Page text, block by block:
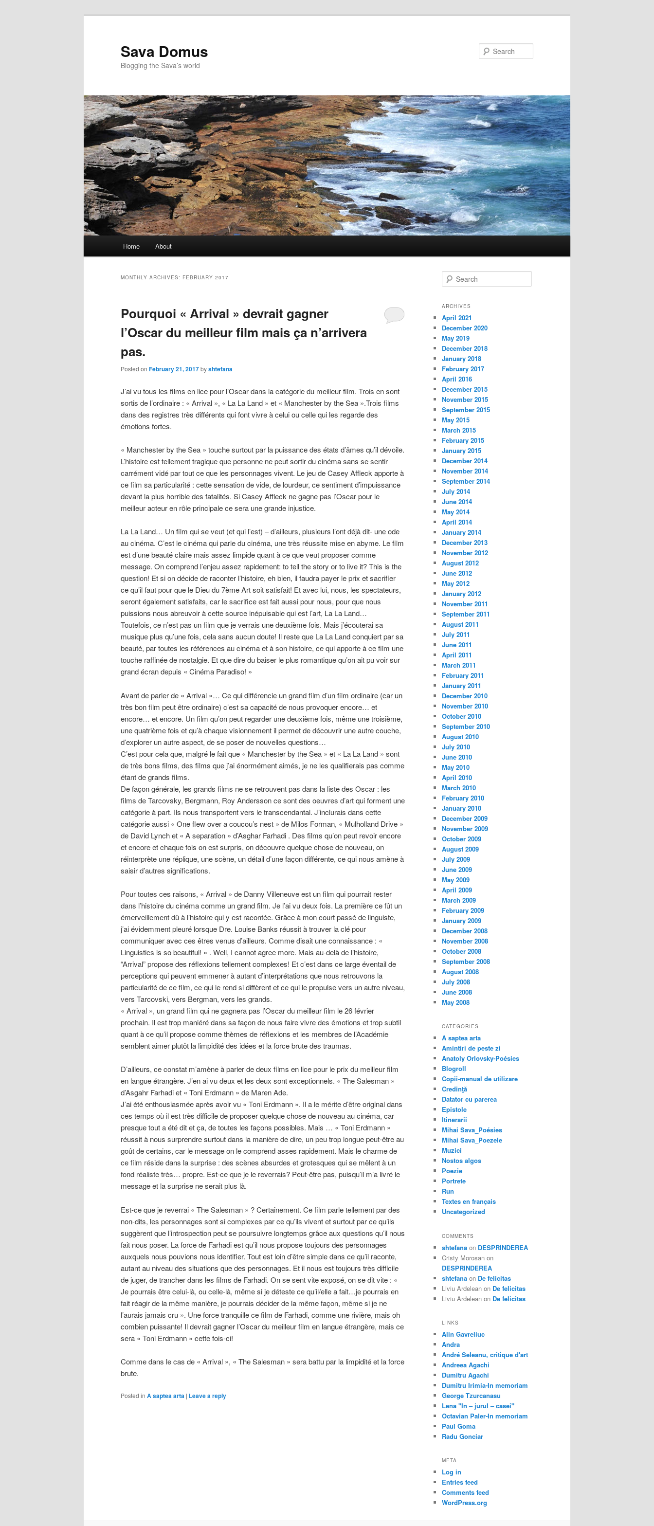
Sava Domus
Blogging the Sava’s world
Home About
MONTHLY ARCHIVES: FEBRUARY 2017
Pourquoi « Arrival » devrait gagner
l’Oscar du meilleur film mais ça n’arrivera
pas.
Posted on February 21, 2017byshtefana
J’ai vu tous les films en lice pour l’Oscar dans la catégorie du meilleur film. Trois en sont
sortis de l’ordinaire : « Arrival », « La La Land » et « Manchester by the Sea ».Trois films
dans des registres très différents qui font vivre à celui ou celle qui les regarde des
émotions fortes.
« Manchester by the Sea » touche surtout par la puissance des états d’âmes qu’il dévoile.
L’histoire est tellement tragique que personne ne peut sortir du cinéma sans se sentir
carrément vidé par tout ce que les personnages vivent. Le jeu de Casey Affleck apporte à
ce film sa particularité : cette sensation de vide, de lourdeur, ce sentiment d’impuissance
devant la plus horrible des fatalités. Si Casey Affleck ne gagne pas l’Oscar pour le
meilleur acteur en rôle principale ce sera une grande injustice.
La La Land… Un film qui se veut (et qui l’est) – d’ailleurs, plusieurs l’ont déjà dit- une ode
au cinéma. C’est le cinéma qui parle du cinéma, une très réussite mise en abyme. Le film
est d’une beauté claire mais assez limpide quant à ce que veut proposer comme
message. On comprend l’enjeu assez rapidement: to tell the story or to live it? This is the
question! Et si on décide de raconter l’histoire, eh bien, il faudra payer le prix et sacrifier
ce qu’il faut pour que le Dieu du 7ème Art soit satisfait! Et avec lui, nous, les spectateurs,
seront également satisfaits, car le sacrifice est fait aussi pour nous, pour que nous
puissions nous abreuvoir à cette source inépuisable qui est l’art, La La Land…
Toutefois, ce n’est pas un film que je verrais une deuxième fois. Mais j’écouterai sa
musique plus qu’une fois, cela sans aucun doute! Il reste que La La Land conquiert par sa
beauté, par toutes les références au cinéma et à son histoire, ce qui apporte à ce film une
touche raffinée de nostalgie. Et que dire du baiser le plus romantique qu’on ait pu voir sur
grand écran depuis « Cinéma Paradiso! »
Avant de parler de « Arrival »… Ce qui différencie un grand film d’un film ordinaire (car un
très bon film peut être ordinaire) c’est sa capacité de nous provoquer encore… et
encore… et encore. Un film qu’on peut regarder une deuxième fois, même une troisième,
une quatrième fois et qu’à chaque visionnement il permet de découvrir une autre couche,
d’explorer un autre aspect, de se poser de nouvelles questions…
C’est pour cela que, malgré le fait que « Manchester by the Sea » et « La La Land » sont
de très bons films, des films que j’ai énormément aimés, je ne les qualifierais pas comme
étant de grands films.
De façon générale, les grands films ne se retrouvent pas dans la liste des Oscar : les
films de Tarcovsky, Bergmann, Roy Andersson ce sont des oeuvres d’art qui forment une
catégorie à part. Ils nous transportent vers le transcendantal. J’inclurais dans cette
catégorie aussi « One flew over a coucou’s nest » de Milos Forman, « Mulholland Drive »
de David Lynch et « A separation » d’Asghar Farhadi . Des films qu’on peut revoir encore
et encore et chaque fois on est surpris, on découvre quelque chose de nouveau, on
réinterprète une réplique, une scène, un détail d’une façon différente, ce qui nous amène à
saisir d’autres significations.
Pour toutes ces raisons, « Arrival » de Danny Villeneuve est un film qui pourrait rester
dans l’histoire du cinéma comme un grand film. Je l’ai vu deux fois. La première ce fût un
émerveillement dû à l’histoire qui y est racontée. Grâce à mon court passé de linguiste,
j’ai évidemment pleuré lorsque Dre. Louise Banks réussit à trouver la clé pour
communiquer avec ces êtres venus d’ailleurs. Comme disait une connaissance : «
Linguistics is so beautiful! » . Well, I cannot agree more. Mais au-delà de l’histoire,
“Arrival” propose des réflexions tellement complexes! Et c’est dans ce large éventail de
perceptions qui peuvent emmener à autant d’interprétations que nous retrouvons la
particularité de ce film, ce qui le rend si diffèrent et ce qui le propulse vers un autre niveau,
vers Tarcovski, vers Bergman, vers les grands.
« Arrival », un grand film qui ne gagnera pas l’Oscar du meilleur film le 26 février
prochain. Il est trop maniéré dans sa façon de nous faire vivre des émotions et trop subtil
quant à ce qu’il propose comme thèmes de réflexions et les membres de l’Académie
semblent aimer plutôt la limpidité des idées et la force brute des traumas.
D’ailleurs, ce constat m’amène à parler de deux films en lice pour le prix du meilleur film
en langue étrangère. J’en ai vu deux et les deux sont exceptionnels. « The Salesman »
d’Asgahr Farhadi et « Toni Erdmann » de Maren Ade.
J’ai été enthousiasmée après avoir vu « Toni Erdmann ». Il a le mérite d’être original dans
ces temps où il est très difficile de proposer quelque chose de nouveau au cinéma, car
presque tout a été dit et ça, de toutes les façons possibles. Mais … « Toni Erdmann »
réussit à nous surprendre surtout dans la manière de dire, un peu trop longue peut-être au
goût de certains, car le message on le comprend asses rapidement. Mais le charme de
ce film réside dans la surprise : des scènes absurdes et grotesques qui se mêlent à un
fond réaliste très… propre. Est-ce que je le reverrais? Peut-être pas, puisqu’il m’a livré le
message et la surprise ne serait plus là.
Est-ce que je reverrai « The Salesman » ? Certainement. Ce film parle tellement par des
non-dits, les personnages sont si complexes par ce qu’ils vivent et surtout par ce qu’ils
suggèrent que l’introspection peut se poursuivre longtemps grâce aux questions qu’il nous
fait nous poser. La force de Farhadi est qu’il nous propose toujours des personnages
auxquels nous pouvions nous identifier. Tout est loin d’être simple dans ce qu’il raconte,
autant au niveau des situations que des personnages. Et il nous est toujours très difficile
de juger, de trancher dans les films de Farhadi. On se sent vite exposé, on se dit vite : «
Je pourrais être celui-là, ou celle-là, même si je déteste ce qu’il/elle a fait…je pourrais en
fait réagir de la même manière, je pourrais décider de la même façon, même si je ne
l’aurais jamais cru ». Une force tranquille ce film de Farhadi, comme une rivière, mais oh
combien puissante! Il devrait gagner l’Oscar du meilleur film en langue étrangère, mais ce
sera « Toni Erdmann » cette fois-ci!
Comme dans le cas de « Arrival », « The Salesman » sera battu par la limpidité et la force
brute.
Posted in A saptea arta | Leave a reply
e
r
h
ARCHIVES
April 2021
December 2020
May 2019
December 2018
January 2018
February 2017
April 2016
December 2015
November 2015
September 2015
May 2015
March 2015
February 2015
January 2015
December 2014
November 2014
September 2014
July 2014
June 2014
May 2014
April 2014
January 2014
December 2013
November 2012
August 2012
June 2012
May 2012
January 2012
November 2011
September 2011
August 2011
July 2011
June 2011
April 2011
March 2011
February 2011
January 2011
December 2010
November 2010
October 2010
September 2010
August 2010
July 2010
June 2010
May 2010
April 2010
March 2010
February 2010
January 2010
December 2009
November 2009
October 2009
August 2009
July 2009
June 2009
May 2009
April 2009
March 2009
February 2009
January 2009
December 2008
November 2008
October 2008
September 2008
August 2008
July 2008
June 2008
May 2008
CATEGORIES
A saptea arta
Amintiri de peste zi
Anatoly Orlovsky-Poésies
Blogroll
Copii-manual de utilizare
Credinţă
Datator cu parerea
Epistole
Itinerarii
Mihai Sava_Poésies
Mihai Sava_Poezele
Muzici
Nostos algos
Poezie
Portrete
Run
Textes en français
Uncategorized
COMMENTS
shtefana on DESPRINDEREA
Cristy Morosan on
DESPRINDEREA
shtefana on De felicitas
Liviu Ardelean on De felicitas
Liviu Ardelean on De felicitas
LINKS
Alin Gavreliuc
Andra
André Seleanu, critique d'art
Andreea Agachi
Dumitru Agachi
Dumitru Irimia-In memoriam
George Tzurcanasu
Lena "In – jurul – casei"
Octavian Paler-In memoriam
Paul Goma
Radu Gonciar
META
Log in
Entries feed
Comments feed
WordPress.org